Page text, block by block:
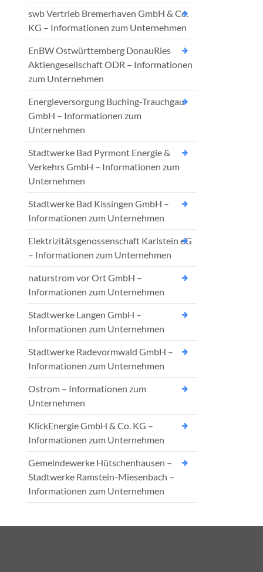
swb Vertrieb Bremerhaven GmbH & Co.
KG – Informationen zum Unternehmen
EnBW Ostwürttemberg DonauRies
Aktiengesellschaft ODR – Informationen
zum Unternehmen
Energieversorgung Buching-Trauchgau
GmbH – Informationen zum
Unternehmen
Stadtwerke Bad Pyrmont Energie &
Verkehrs GmbH – Informationen zum
Unternehmen
Stadtwerke Bad Kissingen GmbH –
Informationen zum Unternehmen
Elektrizitätsgenossenschaft Karlstein eG
– Informationen zum Unternehmen
naturstrom vor Ort GmbH –
Informationen zum Unternehmen
Stadtwerke Langen GmbH –
Informationen zum Unternehmen
Stadtwerke Radevormwald GmbH –
Informationen zum Unternehmen
Ostrom – Informationen zum
Unternehmen
KlickEnergie GmbH & Co. KG –
Informationen zum Unternehmen
Gemeindewerke Hütschenhausen –
Stadtwerke Ramstein-Miesenbach –
Informationen zum Unternehmen